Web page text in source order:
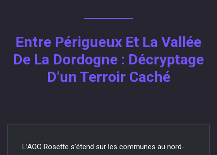
Entre Périgueux Et La Vallée
De La Dordogne : Décryptage
D’un Terroir Caché
L’AOC Rosette s’étend sur les communes au nord-